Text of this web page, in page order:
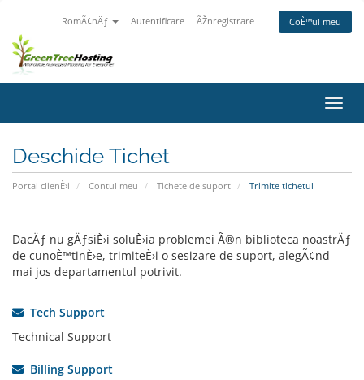
RomÃ¢nÄƒ Autentificare ÃŽnregistrare CoÈ™ul meu
Deschide Tichet
Portal clienÈ›i Contul meu Tichete de suport Trimite tichetul
DacÄƒ nu gÄƒsiÈ›i soluÈ›ia problemei Ã®n biblioteca noastrÄƒ
de cunoÈ™tinÈ›e, trimiteÈ›i o sesizare de suport, alegÃ¢nd
mai jos departamentul potrivit.
Tech Support
Technical Support
Billing Support